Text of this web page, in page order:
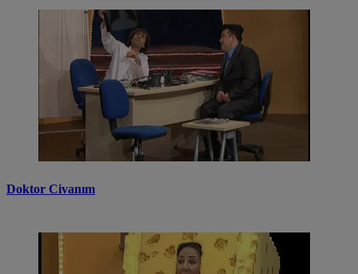
Doktor Civanım